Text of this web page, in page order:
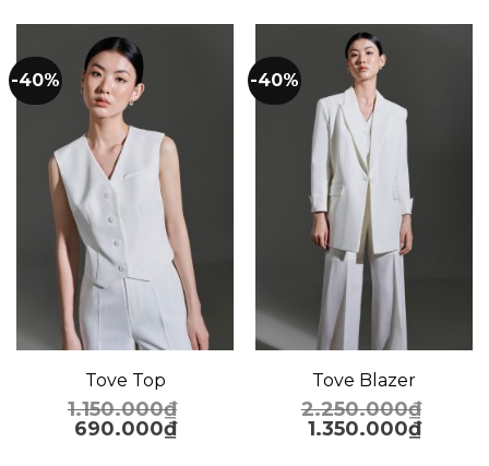
-40%
Tove Top
1.150.000₫
690.000₫
-40%
Tove Blazer
2.250.000₫
1.350.000₫